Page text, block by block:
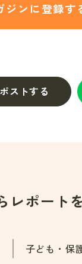
ジンに登録す
ポストする
レポート
子ども・保